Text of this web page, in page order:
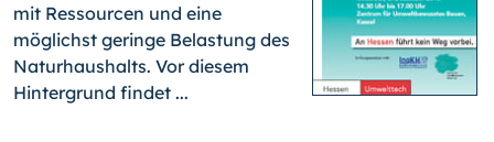
mit Ressourcen und eine
möglichst geringe Belastung des
Naturhaushalts. Vor diesem
Hintergrund findet ...